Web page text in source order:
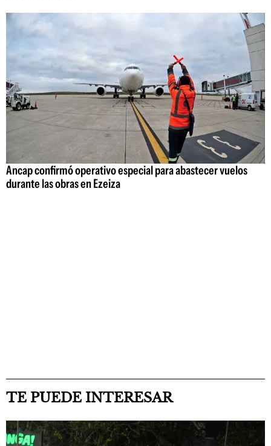
Ancap confirmó operativo especial para abastecer vuelos
durante las obras en Ezeiza
TE PUEDE INTERESAR